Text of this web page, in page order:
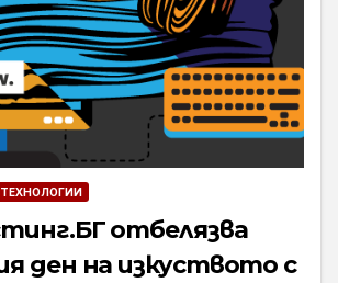
ТЕХНОЛОГИИ
отбелязва
ден на изкуството с